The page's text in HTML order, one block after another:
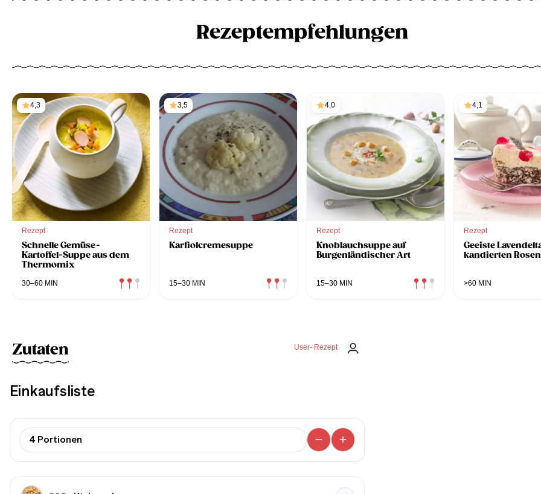
Rezeptempfehlungen
4,3
Rezept
Schnelle Gemüse-
Kartoffel-Suppe aus dem
Thermomix
30–60 MIN
3,5
Rezept
Karfiolcremesuppe
15–30 MIN
4,0
Rezept
Knoblauchsuppe auf
Burgenländischer Art
15–30 MIN
4,1
Rezept
Geeiste
kandierten
>60 MIN
User- Rezept
Zutaten